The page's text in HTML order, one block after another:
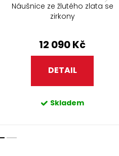
Náušnice ze žlutého zlata se
zirkony
12 090 Kč
DETAIL
Skladem